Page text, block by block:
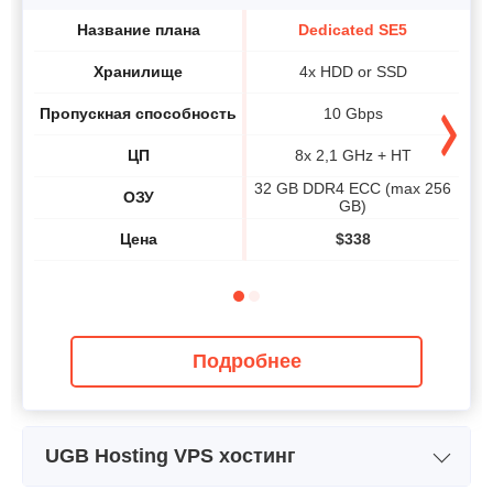
Название плана
Хранилище
Пропускная способность
ЦП
ОЗУ
Цена
Dedicated SE5
4x HDD or SSD
10 Gbps
8x 2,1 GHz + HT
32 GB DDR4 ECC (max 256
GB)
$338
Подробнее
UGB Hosting VPS хостинг